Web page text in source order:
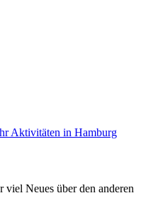
Aktivitäten in Hamburg
viel Neues über den anderen